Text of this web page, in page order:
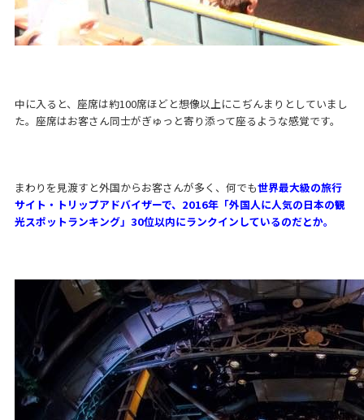
中に入ると、座席は約100席ほどと想像以上にこぢんまりとしていまし
た。座席はお客さん同士がぎゅっと寄り添って座るような感覚です。
まわりを見渡すと外国からお客さんが多く、何でも世界最大級の旅行
サイト・トリップアドバイザーで、2016年「外国人に人気の日本の観
光スポットランキング」30位以内にランクインしているのだとか。